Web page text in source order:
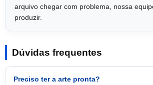
arquivo chegar com problema, nossa
produzir.
Dúvidas frequentes
Preciso ter a arte pronta?